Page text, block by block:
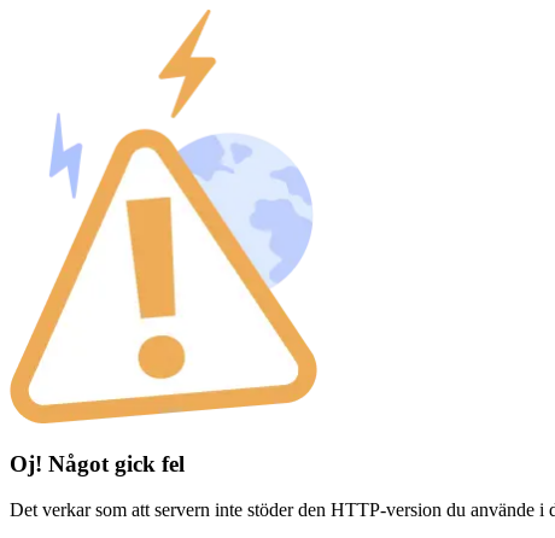
Oj! Något gick fel
Det verkar som att servern inte stöder den HTTP-version du använde i